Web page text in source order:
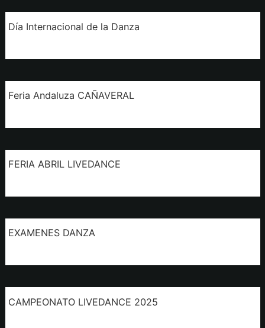
Día Internacional de la Danza
Feria Andaluza CAÑAVERAL
FERIA ABRIL LIVEDANCE
EXAMENES DANZA
CAMPEONATO LIVEDANCE 2025